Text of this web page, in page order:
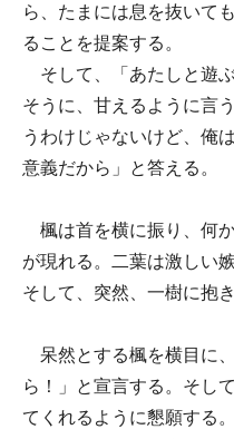
ら、たまには息を抜いて
ることを提案する。
そして、「あたしと遊
そうに、甘えるように言
うわけじゃないけど、
意義だから」と答える。
楓は首を横に振り、何
が現れる。二葉は激しい
そして、突然、一樹に抱き
呆然とする楓を横目に
ら！」と宣言する。そし
てくれるように懇願する。